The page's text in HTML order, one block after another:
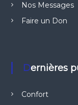
Nos Messages
Faire un Don
Dernières
Confort